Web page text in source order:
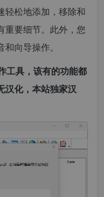
轻松地添加，移除和
重要细节。此外，您
向导操作。
工具，该有的功能都
汉化，本站独家汉